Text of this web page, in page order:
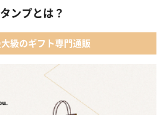
タンプとは？
級のギフト専門通販